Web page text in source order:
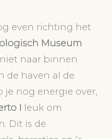
even richting het
Museum
niet naar binnen
de haven al de
je nog energie over,
I leuk om
Dit is de